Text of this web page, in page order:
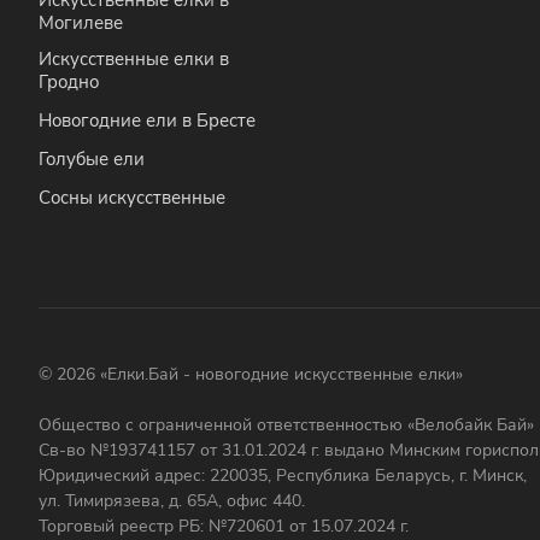
Могилеве
Искусственные елки в
Гродно
Новогодние ели в Бресте
Голубые ели
Сосны искусственные
© 2026 «Елки.Бай - новогодние искусственные елки»
Общество с ограниченной ответственностью «Велобайк Бай»
Св-во №193741157 от 31.01.2024 г. выдано Минским
Юридический адрес: 220035, Республика Беларусь, г. Минск,
ул. Тимирязева, д. 65А, офис 440.
Торговый реестр РБ: №720601 от 15.07.2024 г.